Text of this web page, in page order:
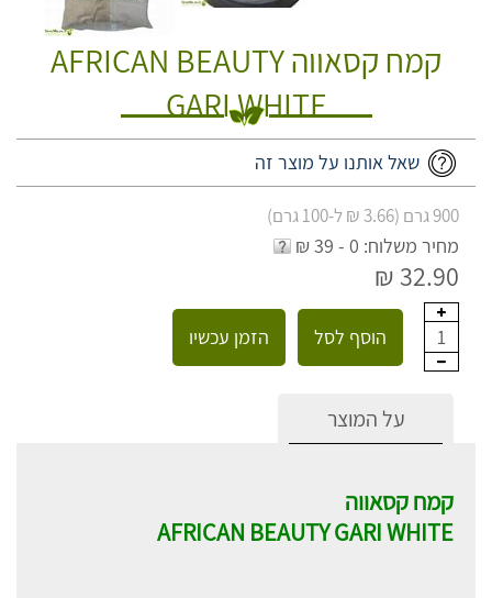
קמח קסאווה AFRICAN BEAUTY
GARI WHITE
שאל אותנו על מוצר זה
900 גרם (3.66 ₪ ל-100 גרם)
מחיר משלוח: 0 - 39 ₪
32.90 ₪
1 הוסף לסל הזמן עכשיו
על המוצר
קמח קסאווה
AFRICAN BEAUTY GARI WHITE